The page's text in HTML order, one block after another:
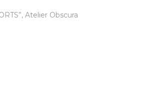
Atelier Obscura